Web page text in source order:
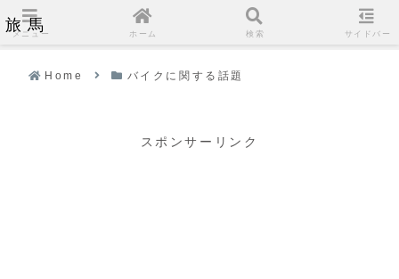
旅馬
Home バイクに関する話題
スポンサーリンク
メニュー ホーム 検索 サイドバー